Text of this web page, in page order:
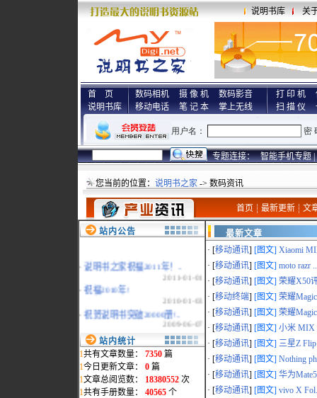
说明书库 关
首 页
说明书库
数码相机 摄 像 机
数码影音
移动电话
笔 记 本 掌上无线
打 印 机
扫 描 仪
专题连接： 智能手机专题 |
您当前的位置： 说明书之家 -> 数码资讯
首页 最新更新 文
站内公告
· 说明书之家祝福2011年！..
2011-01-01
·祝福2010年!
2010-01-03
祝贺说明书突破20000册!..
2009-06-07
· 祝广大说明书之家的支持..
2008-02-04
·祝贺淘团网淘团专版发布..
·www.myreadme.com新域名..
2007-07-02
站内统计
1共有文章数量： 7350 篇
1今日更新文章： 0 篇
1文章总阅览数： 18380552 次
1共有手册数量： 40565 个
最新文章
· [移动通讯] [图文] Xiaomi
· [移动通讯] [图文] moto razr ..
· [移动通讯] [图文] 荣耀X50
· [移动终端] [图文] 荣耀
· [移动通讯] [图文] 荣耀
· [移动通讯] [图文] 小米 MIX
· [移动通讯] [图文] 三星Z
· [移动通讯] [图文] Nothing
· [移动通讯] [图文] 华为
· [移动通讯] [图文] vivo X